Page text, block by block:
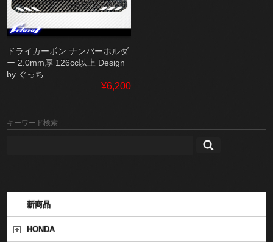
ドライカーボン ナンバーホルダ
ー 2.0mm厚 126cc以上 Design
by ぐっち
¥6,200
キーワード検索
新商品
HONDA